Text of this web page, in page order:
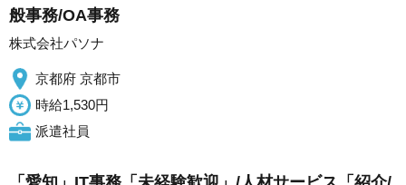
般事務/OA事務
株式会社パソナ
京都府 京都市
時給1,530円
派遣社員